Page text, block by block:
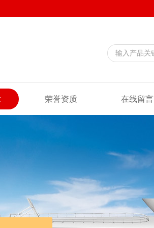
荣誉资质 在线留言